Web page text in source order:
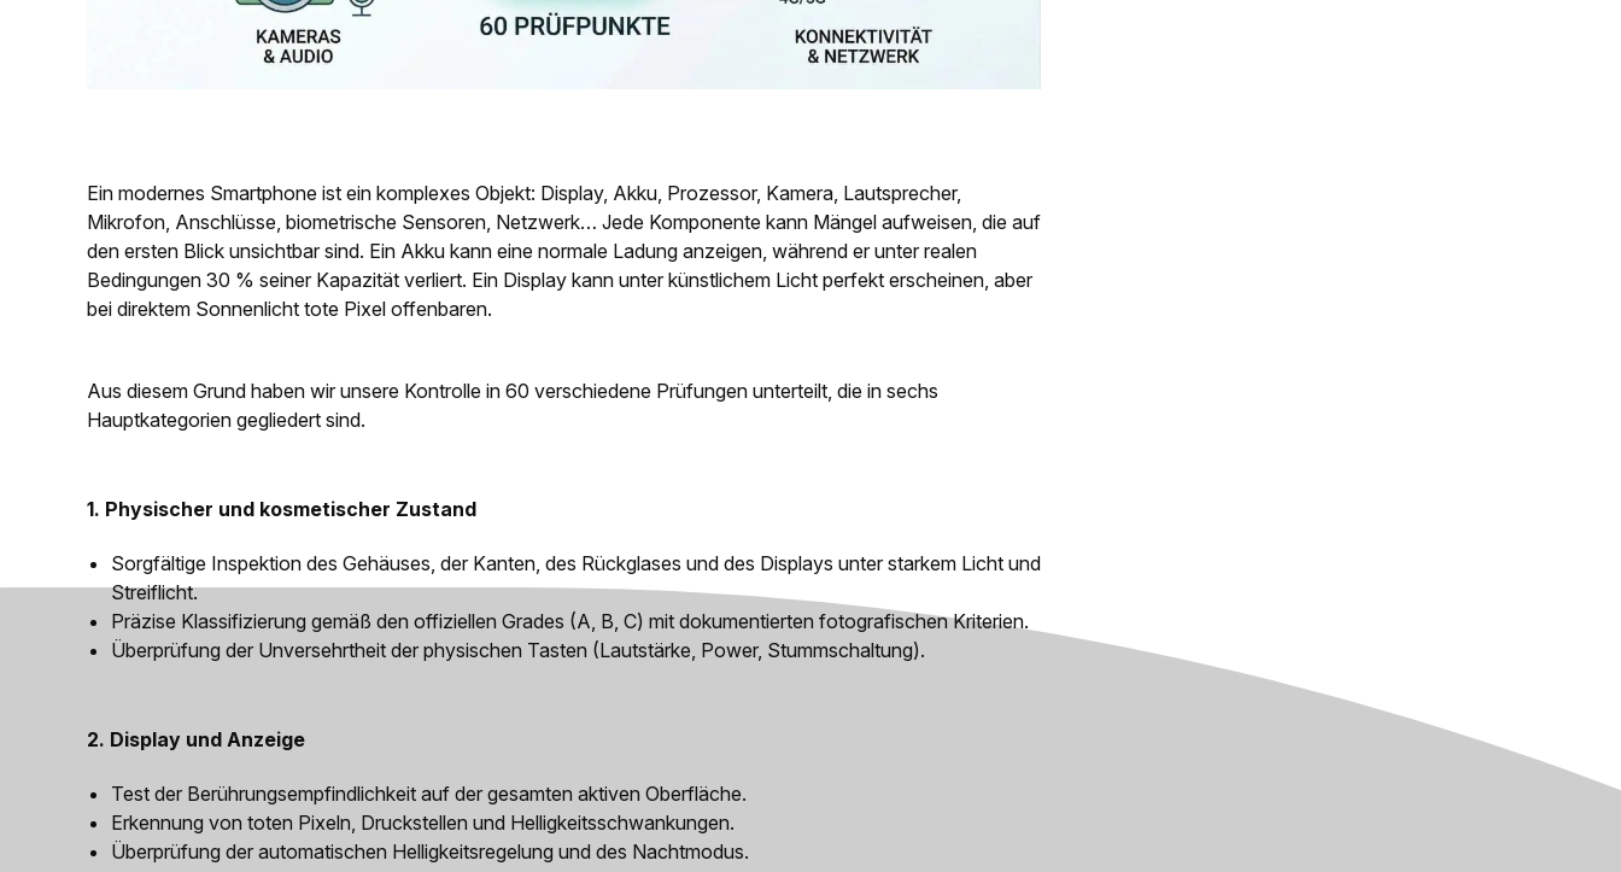
Ein modernes Smartphone ist ein komplexes Objekt: Display, Akku, Prozessor, Kamera, Lautsprecher,
Mikrofon, Anschlüsse, biometrische Sensoren, Netzwerk… Jede Komponente kann Mängel aufweisen, die auf
den ersten Blick unsichtbar sind. Ein Akku kann eine normale Ladung anzeigen, während er unter realen
Bedingungen 30 % seiner Kapazität verliert. Ein Display kann unter künstlichem Licht perfekt erscheinen, aber
bei direktem Sonnenlicht tote Pixel offenbaren.
Aus diesem Grund haben wir unsere Kontrolle in 60 verschiedene Prüfungen unterteilt, die in sechs
Hauptkategorien gegliedert sind.
1. Physischer und kosmetischer Zustand
Sorgfältige Inspektion des Gehäuses, der Kanten, des Rückglases und des Displays unter starkem Licht und
Streiflicht.
Präzise Klassifizierung gemäß den offiziellen Grades (A, B, C) mit dokumentierten fotografischen Kriterien.
Überprüfung der Unversehrtheit der physischen Tasten (Lautstärke, Power, Stummschaltung).
2. Display und Anzeige
Test der Berührungsempfindlichkeit auf der gesamten aktiven Oberfläche.
Erkennung von toten Pixeln, Druckstellen und Helligkeitsschwankungen.
Überprüfung der automatischen Helligkeitsregelung und des Nachtmodus.